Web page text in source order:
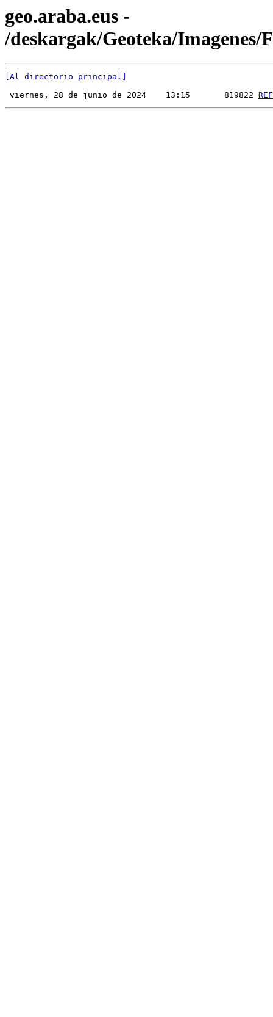
geo.araba.eus -
/deskargak/Geoteka/Imagenes/
[Al directorio principal]
viernes, 28 de junio de 2024    13:15       819822